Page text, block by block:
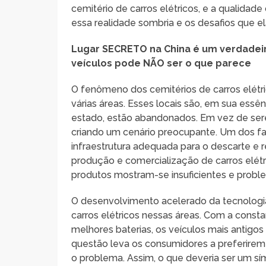
cemitério de carros elétricos, e a
essa realidade sombria e os desafios que
Lugar SECRETO na China é um
veículos pode NÃO ser o que parece
O fenômeno dos cemitérios de carros
várias áreas. Esses locais são, em sua
estado, estão abandonados. Em vez de
criando um cenário preocupante. Um dos
infraestrutura adequada para o descarte e
produção e comercialização de carros
produtos mostram-se insuficientes e
O desenvolvimento acelerado da
carros elétricos nessas áreas. Com a
melhores baterias, os veículos mais
questão leva os consumidores a
o problema. Assim, o que deveria ser um